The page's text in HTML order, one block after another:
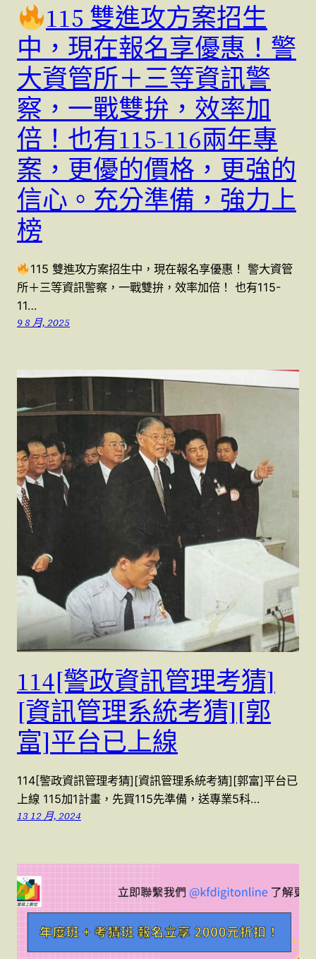
115 雙進攻方案招生
中，現在報名享優惠！警
大資管所＋三等資訊警
察，一戰雙拚，效率加
倍！也有115-116兩年專
案，更優的價格，更強的
信心。充分準備，強力上
榜
115 雙進攻方案招生中，現在報名享優惠！ 警大資管
所＋三等資訊警察，一戰雙拚，效率加倍！ 也有115-
11…
9 8 月, 2025
114[警政資訊管理考猜]
[資訊管理系統考猜][郭
富]平台已上線
114[警政資訊管理考猜][資訊管理系統考猜][郭富]平台已
上線 115加1計畫，先買115先準備，送專業5科…
13 12 月, 2024